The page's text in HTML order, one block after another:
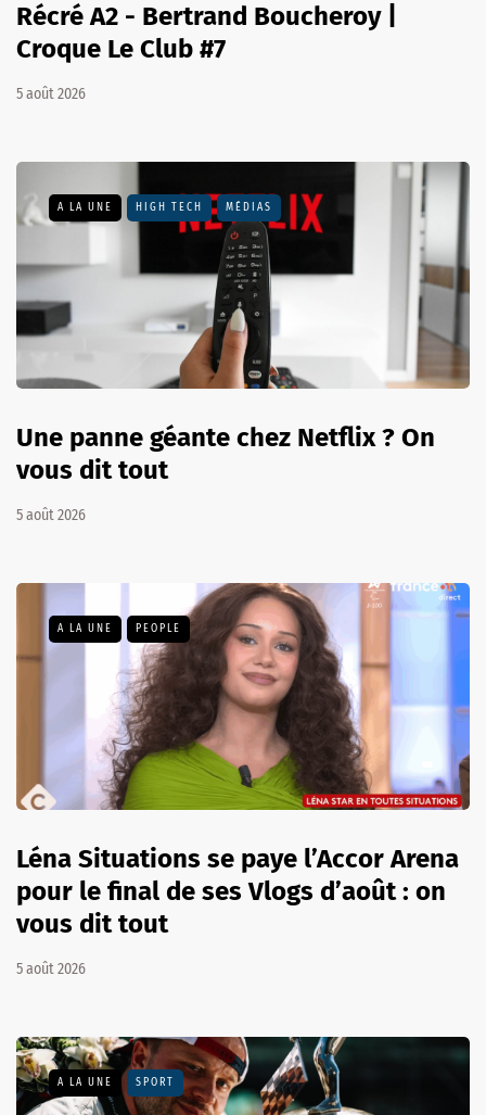
Récré A2 - Bertrand Boucheroy |
Croque Le Club #7
5 août 2026
A LA UNE HIGH TECH MÉDIAS
Une panne géante chez Netflix ? On
vous dit tout
5 août 2026
A LA UNE PEOPLE
Léna Situations se paye l’Accor Arena
pour le final de ses Vlogs d’août : on
vous dit tout
5 août 2026
A LA UNE SPORT